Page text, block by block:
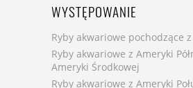
WYSTĘPOWANIE
Ryby akwariowe pochodzące
Ryby akwariowe z Ameryki
Ameryki Środkowej
Ryby akwariowe z Ameryki